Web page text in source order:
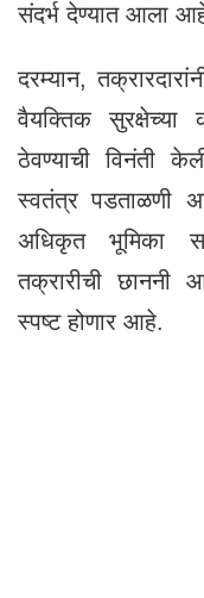
संदर्भ देण्यात आला
दरम्यान,
वैयक्तिक
ठेवण्याची विनंती
स्वतंत्र पडताळणी
अधिकृत भूमिका
तक्रारीची छाननी
स्पष्ट होणार आहे.